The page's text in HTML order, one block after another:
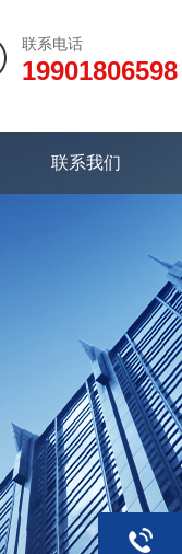
联系电话
19901806598
联系我们